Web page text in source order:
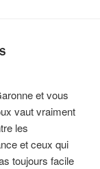
et vous
vaut vraiment
les
et ceux qui
toujours facile